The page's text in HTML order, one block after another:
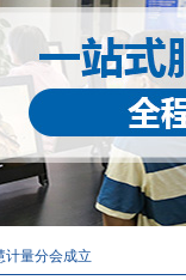
计量分会成立